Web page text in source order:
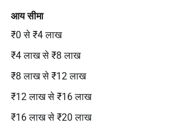
आय सीमा
₹0 से ₹4 लाख
₹4 लाख से ₹8 लाख
₹8 लाख से ₹12 लाख
₹12 लाख से ₹16 लाख
₹16 लाख से ₹20 लाख